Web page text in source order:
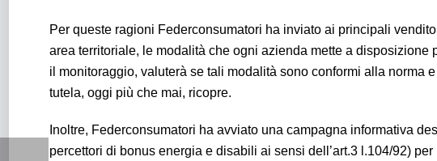
Per queste ragioni Federconsumatori ha inviato ai principali
area territoriale, le modalità che ogni azienda mette a
il monitoraggio, valuterà se tali modalità sono conformi alla norma
tutela, oggi più che mai, ricopre.
Inoltre, Federconsumatori ha avviato una campagna informativa
percettori di bonus energia e disabili ai sensi dell’art.3 l.104/92)